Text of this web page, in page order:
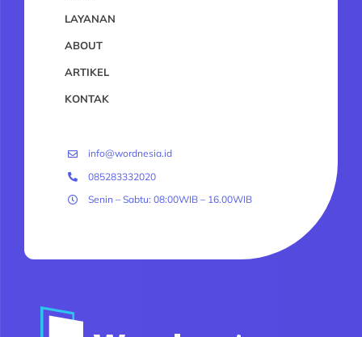
LAYANAN
ABOUT
ARTIKEL
KONTAK
info@wordnesia.id
085283332020
Senin – Sabtu: 08:00WIB – 16.00WIB